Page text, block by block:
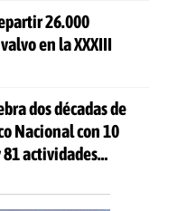
26.000
en la XXXIII
dos décadas de
Nacional con 10
actividades